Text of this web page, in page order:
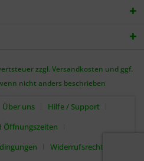
zzgl. Versandkosten und ggf.
nicht anders beschrieben
Über uns
Hilfe / Support
Öffnungszeiten
Widerrufsrecht